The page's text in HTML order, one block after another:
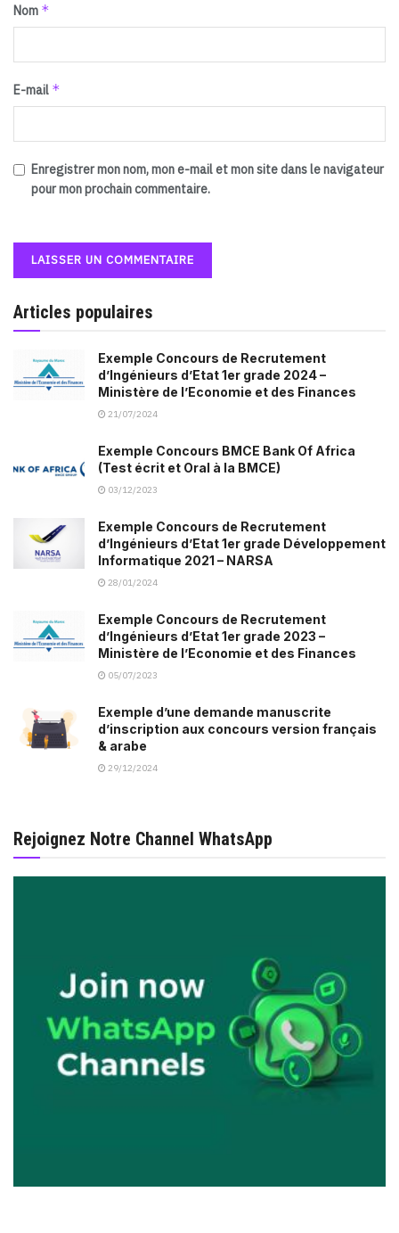
Nom *
E-mail *
Enregistrer mon nom, mon e-mail et mon site dans le navigateur
pour mon prochain commentaire.
Articles populaires
Exemple Concours de Recrutement
d’Ingénieurs d’Etat 1er grade 2024 –
Ministère de l’Economie et des Finances
21/07/2024
Exemple Concours BMCE Bank Of Africa
(Test écrit et Oral à la BMCE)
03/12/2023
Exemple Concours de Recrutement
d’Ingénieurs d’Etat 1er grade Développement
Informatique 2021 – NARSA
28/01/2024
Exemple Concours de Recrutement
d’Ingénieurs d’Etat 1er grade 2023 –
Ministère de l’Economie et des Finances
05/07/2023
Exemple d’une demande manuscrite
d’inscription aux concours version français
& arabe
29/12/2024
Rejoignez Notre Channel WhatsApp